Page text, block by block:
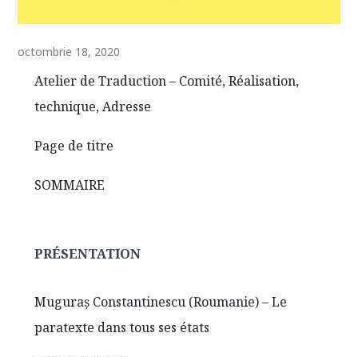
octombrie 18, 2020
Atelier de Traduction – Comité, Réalisation,
technique, Adresse
Page de titre
SOMMAIRE
PRÉSENTATION
Muguraş Constantinescu (Roumanie) – Le
paratexte dans tous ses états